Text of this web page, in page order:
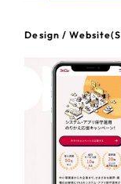
すべて （
コーポ
ブランド
求人・採
ECサイト
金融・保険業
その他サービス業
物流・運送
Design /